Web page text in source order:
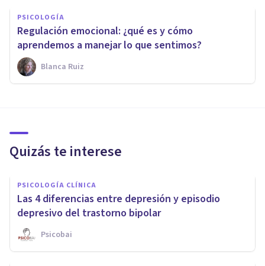
PSICOLOGÍA
Regulación emocional: ¿qué es y cómo
aprendemos a manejar lo que sentimos?
Blanca Ruiz
Quizás te interese
PSICOLOGÍA CLÍNICA
Las 4 diferencias entre depresión y episodio
depresivo del trastorno bipolar
Psicobai